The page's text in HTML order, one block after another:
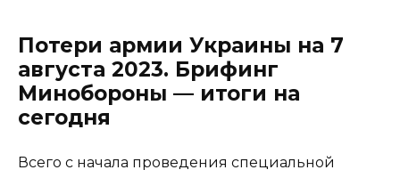
Потери армии Украины на 7
августа 2023. Брифинг
Минобороны — итоги на
сегодня
Всего с начала проведения специальной